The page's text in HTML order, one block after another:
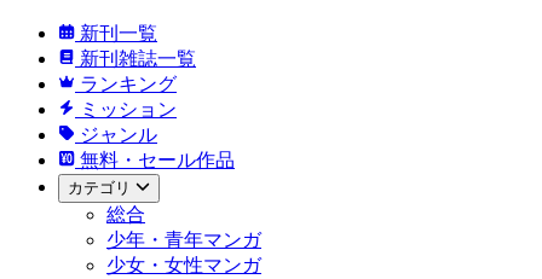
新刊一覧
新刊雑誌一覧
ランキング
ミッション
ジャンル
無料・セール作品
カテゴリ
総合
少年・青年マンガ
少女・女性マンガ